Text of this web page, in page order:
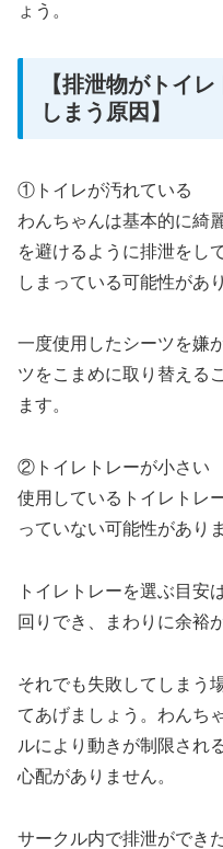
ょう。
【排泄物がトイ
しまう原因】
①トイレが汚れている
わんちゃんは基本的に綺
を避けるように排泄をし
しまっている可能性があ
一度使用したシーツを嫌
ツをこまめに取り替える
ます。
②トイレトレーが小さい
使用しているトイレトレ
っていない可能性があり
トイレトレーを選ぶ目安
回りでき、まわりに余裕
それでも失敗してしまう
てあげましょう。わんち
ルにより動きが制限され
心配がありません。
サークル内で排泄ができ